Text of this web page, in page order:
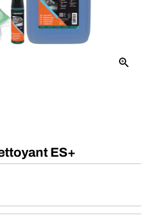
ES+